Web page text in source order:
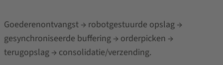
Goederenontvangst → robotgestuurde opslag →
gesynchroniseerde buffering → orderpicken →
terugopslag → consolidatie/verzending.